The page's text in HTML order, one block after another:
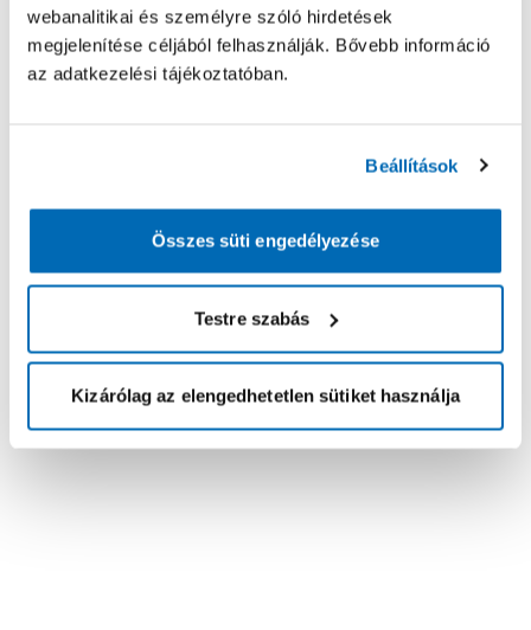
webanalitikai és személyre szóló hirdetések
megjelenítése céljából felhasználják. Bővebb információ
az adatkezelési tájékoztatóban.
Beállítások
Összes süti engedélyezése
Testre szabás
Kizárólag az elengedhetetlen sütiket használja